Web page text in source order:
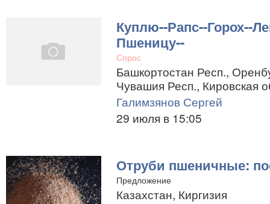
Куплю--Рапс--Горох--
Пшеницу--
Спрос
Башкортостан Респ.,
Чувашия Респ., Кировская
Галимзянов Сергей
29 июля в 15:05
Отруби пшеничные:
Предложение
Казахстан, Киргизия